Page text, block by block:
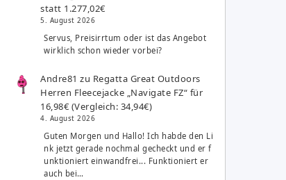
statt 1.277,02€
5. August 2026
Servus, Preisirrtum oder ist das Angebot
wirklich schon wieder vorbei?
Andre81 zu Regatta Great Outdoors
Herren Fleecejacke „Navigate FZ“ für
16,98€ (Vergleich: 34,94€)
4. August 2026
Guten Morgen und Hallo! Ich habde den Li
nk jetzt gerade nochmal gecheckt und er f
unktioniert einwandfrei... Funktioniert er
auch bei…